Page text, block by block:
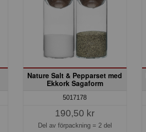
Nature Salt & Pepparset med
Ekkork Sagaform
5017178
190,50 kr
Del av förpackning = 2 del